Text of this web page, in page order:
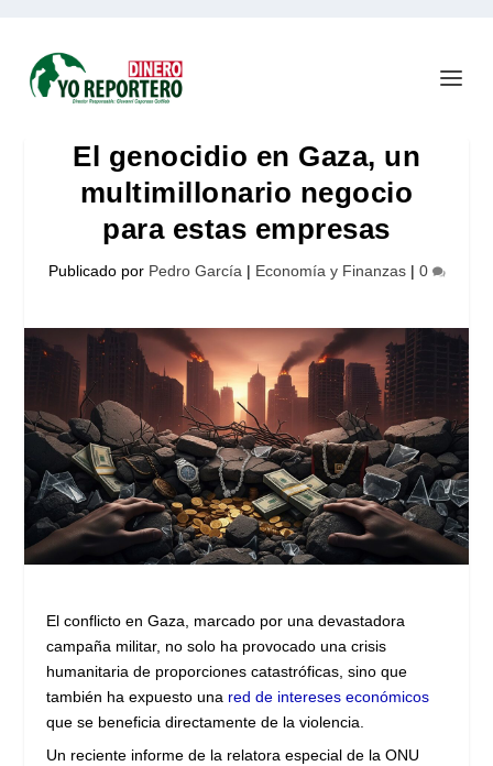
El genocidio en Gaza, un
multimillonario negocio
para estas empresas
Publicado por Pedro García | Economía y Finanzas| 0
El conflicto en Gaza, marcado por una devastadora
campaña militar, no solo ha provocado una crisis
humanitaria de proporciones catastróficas, sino que
también ha expuesto una red de intereses económicos
que se beneficia directamente de la violencia.
Un reciente informe de la relatora especial de la ONU